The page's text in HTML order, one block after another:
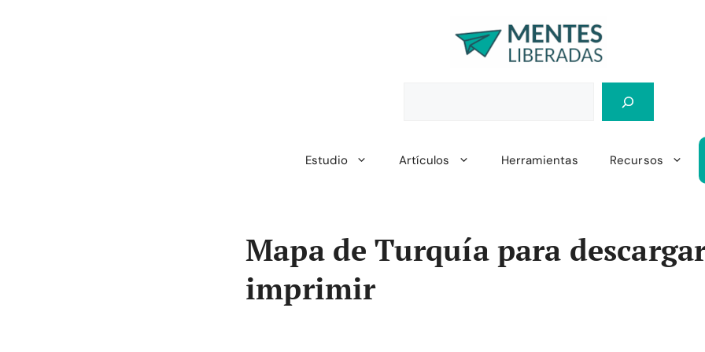
Estudio Artículos Herramientas Recursos
Mapa de Turquía para
imprimir